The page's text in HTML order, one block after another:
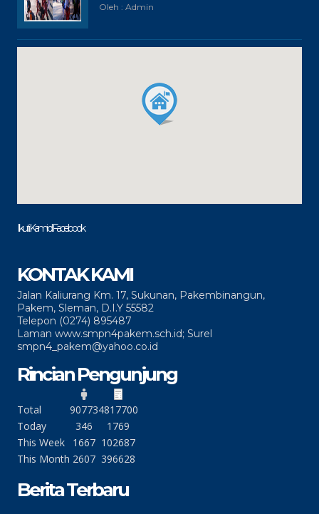
Oleh : Admin
Ikuti Kami di Facebook
KONTAK KAMI
Jalan Kaliurang Km. 17, Sukunan, Pakembinangun,
Pakem, Sleman, D.I.Y 55582
Telepon (0274) 895487
Laman www.smpn4pakem.sch.id; Surel
smpn4_pakem@yahoo.co.id
Rincian Pengunjung
Total 907734817700
Today
346
1769
This Week
1667 102687
This Month 2607 396628
Berita Terbaru